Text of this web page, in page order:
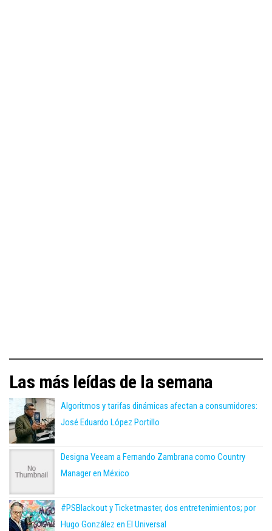
Las más leídas de la semana
Algoritmos y tarifas dinámicas afectan a consumidores:
José Eduardo López Portillo
Designa Veeam a Fernando Zambrana como Country
Manager en México
#PSBlackout y Ticketmaster, dos entretenimientos; por
Hugo González en El Universal